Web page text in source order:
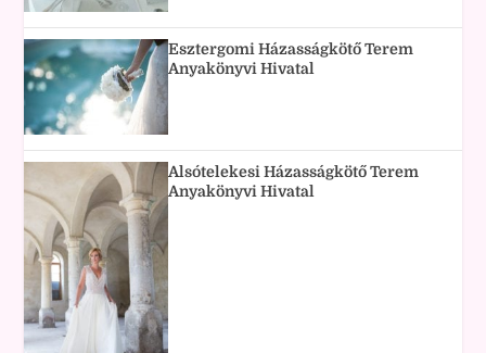
Esztergomi Házasságkötő Terem
Anyakönyvi Hivatal
Alsótelekesi Házasságkötő Terem
Anyakönyvi Hivatal